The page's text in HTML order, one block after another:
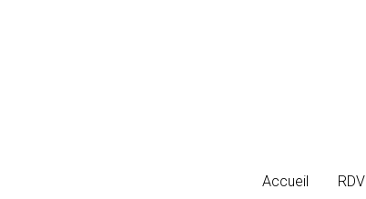
Accueil RDV
Accueil RDV